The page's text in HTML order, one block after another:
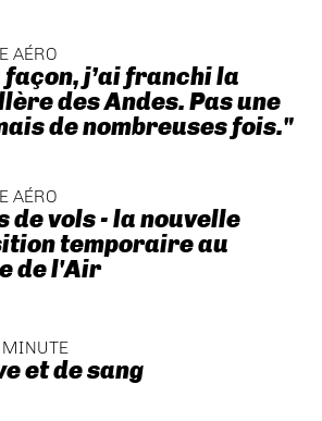
AÉRO
façon, j’ai franchi la
des Andes. Pas une
de nombreuses fois."
AÉRO
de vols - la nouvelle
temporaire au
de l'Air
MINUTE
et de sang